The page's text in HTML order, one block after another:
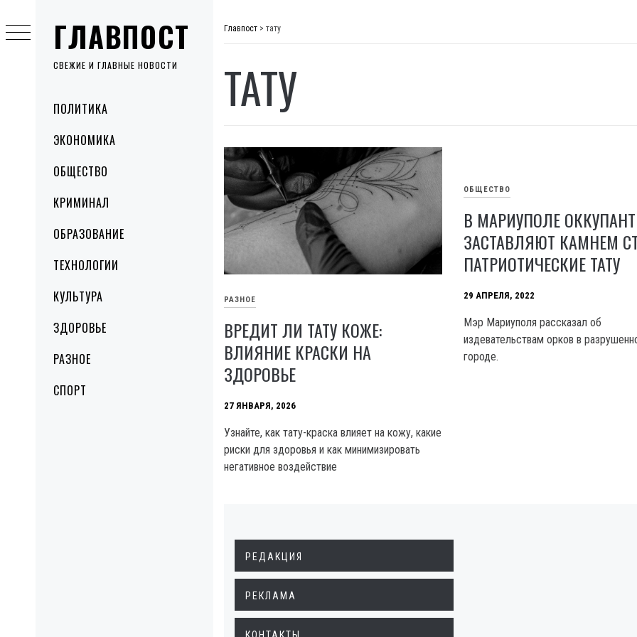
ГЛАВПОСТ
СВЕЖИЕ И ГЛАВНЫЕ НОВОСТИ
MenuПОЛИТИКА
ЭКОНОМИКА
ОБЩЕСТВО
КРИМИНАЛ
ОБРАЗОВАНИЕ
ТЕХНОЛОГИИ
КУЛЬТУРА
ЗДОРОВЬЕ
РАЗНОЕ
СПОРТ
to
content
Главпост > тату
ТАТУ
РАЗНОЕ
ВРЕДИТ ЛИ ТАТУ КОЖЕ:
ВЛИЯНИЕ КРАСКИ НА
ЗДОРОВЬЕ
27 ЯНВАРЯ, 2026
Узнайте, как тату-краска влияет на кожу, какие
риски для здоровья и как минимизировать
негативное воздействие
ОБЩЕСТВО
В МАРИУПОЛЕ
ЗАСТАВЛЯЮТ КАМНЕМ
ПАТРИОТИЧЕСКИЕ ТАТУ
29 АПРЕЛЯ, 2022
Мэр Мариуполя рассказал об
издевательствам орков в
городе.
РЕДАКЦИЯ
РЕКЛАМА
КОНТАКТЫ